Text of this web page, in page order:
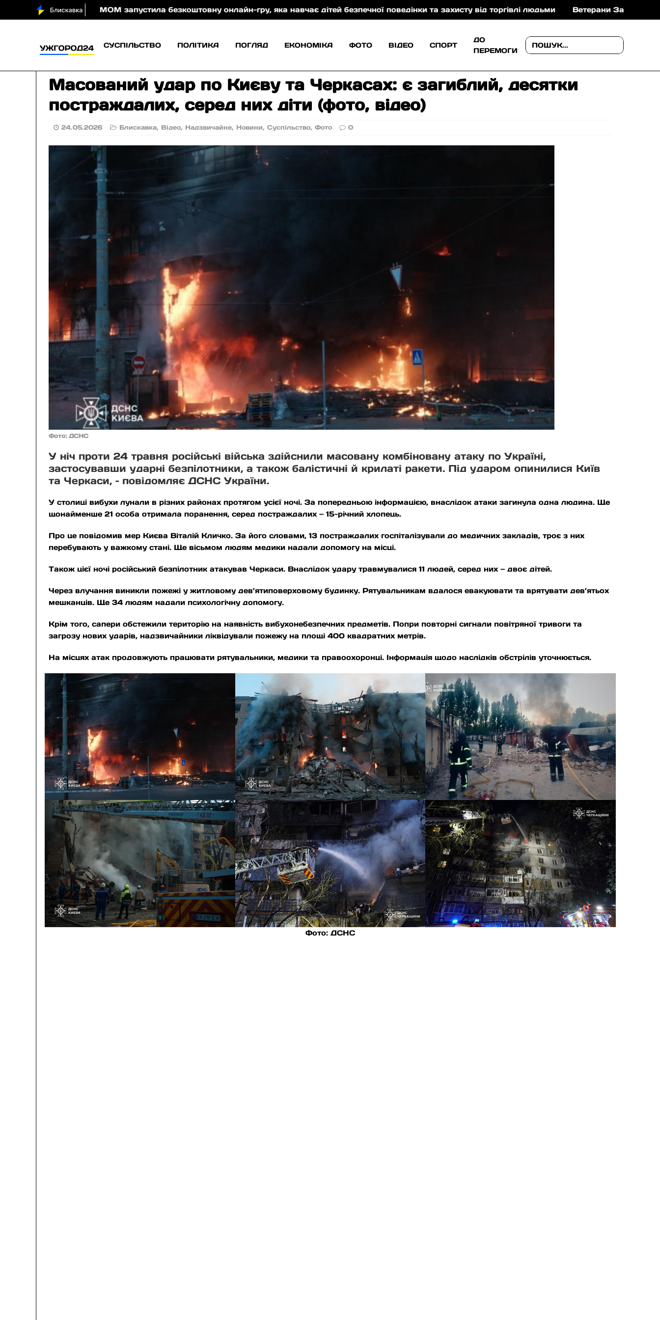
МОМ запустила безкоштовну онлайн-гру, яка навчає дітей безпечної поведінки та захисту від торгівлі людьми Ветерани Закарпаття можуть
СУСПІЛЬСТВО ПОЛІТИКА ПОГЛЯД ЕКОНОМІКА ФОТО ВІДЕО СПОРТ
ДО
ПЕРЕМОГИ
Масований удар по Києву та Черкасах: є загиблий, десятки
постраждалих, серед них діти (фото, відео)
24.05.2026 Блискавка, Відео, Надзвичайне, Новини,Суспільство,Фото 0
Фото: ДСНС
У ніч проти 24 травня російські війська здійснили масовану комбіновану атаку по Україні,
застосувавши ударні безпілотники, а також балістичні й крилаті ракети. Під ударом опинилися Київ
та Черкаси, – повідомляє ДСНС України.
У столиці вибухи лунали в різних районах протягом усієї ночі. За попередньою інформацією, внаслідок атаки загинула одна людина. Ще
щонайменше 21 особа отримала поранення, серед постраждалих — 15-річний хлопець.
Про це повідомив мер Києва Віталій Кличко. За його словами, 13 постраждалих госпіталізували до медичних закладів, троє з них
перебувають у важкому стані. Ще вісьмом людям медики надали допомогу на місці.
Також цієї ночі російський безпілотник атакував Черкаси. Внаслідок удару травмувалися 11 людей, серед них — двоє дітей.
Через влучання виникли пожежі у житловому дев’ятиповерховому будинку. Рятувальникам вдалося евакуювати та врятувати дев’ятьох
мешканців. Ще 34 людям надали психологічну допомогу.
Крім того, сапери обстежили територію на наявність вибухонебезпечних предметів. Попри повторні сигнали повітряної тривоги та
загрозу нових ударів, надзвичайники ліквідували пожежу на площі 400 квадратних метрів.
На місцях атак продовжують працювати рятувальники, медики та правоохоронці. Інформація щодо наслідків обстрілів уточнюється.
Фото: ДСНС